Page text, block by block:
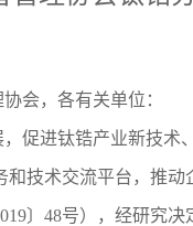
会，各有关单位：
促进钛锆产业新技术
技术交流平台，推
〕48号），经研究